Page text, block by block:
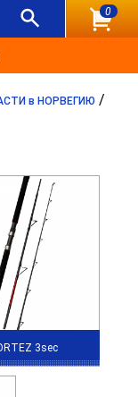
0
в НОРВЕГИЮ /
3sec